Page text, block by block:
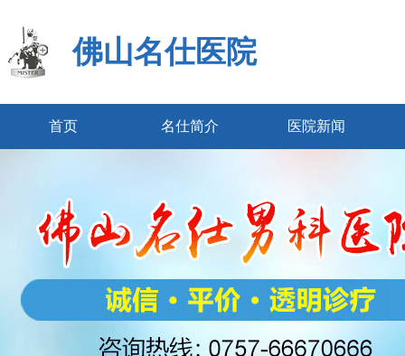
佛山名仕医院
首页 名仕简介 医院新闻